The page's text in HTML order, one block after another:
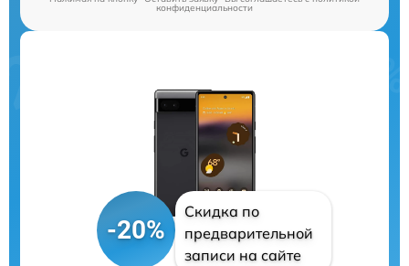
конфиденциальности
-20%
Скидка по
предварительной
записи на сайте